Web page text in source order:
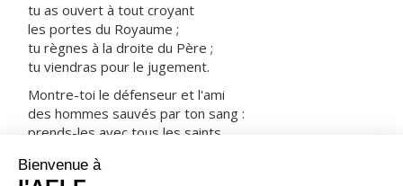
tu as ouvert à tout croyant
les portes du Royaume ;
tu règnes à la droite du Père ;
tu viendras pour le jugement.
Montre-toi le défenseur et l'ami
des hommes sauvés par ton sang :
prends-les avec tous les saints